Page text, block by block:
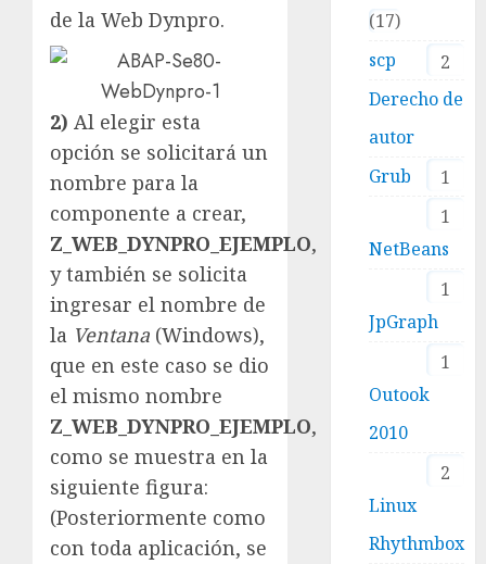
de la Web Dynpro.
2) Al elegir esta
opción se solicitará un
nombre para la
componente a crear,
Z_WEB_DYNPRO_EJEMPLO,
y también se solicita
ingresar el nombre de
la Ventana (Windows),
que en este caso se dio
el mismo nombre
Z_WEB_DYNPRO_EJEMPLO,
como se muestra en la
siguiente figura:
(Posteriormente como
con toda aplicación, se
17
scp
2
Derecho de
autor
1
Grub
1
NetBeans
1
JpGraph
1
Outook
2010
2
Linux
Rhythmbox